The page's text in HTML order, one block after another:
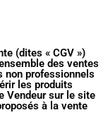
(dites « CGV »)
des ventes
non professionnels
les produits
Vendeur sur le site
à la vente